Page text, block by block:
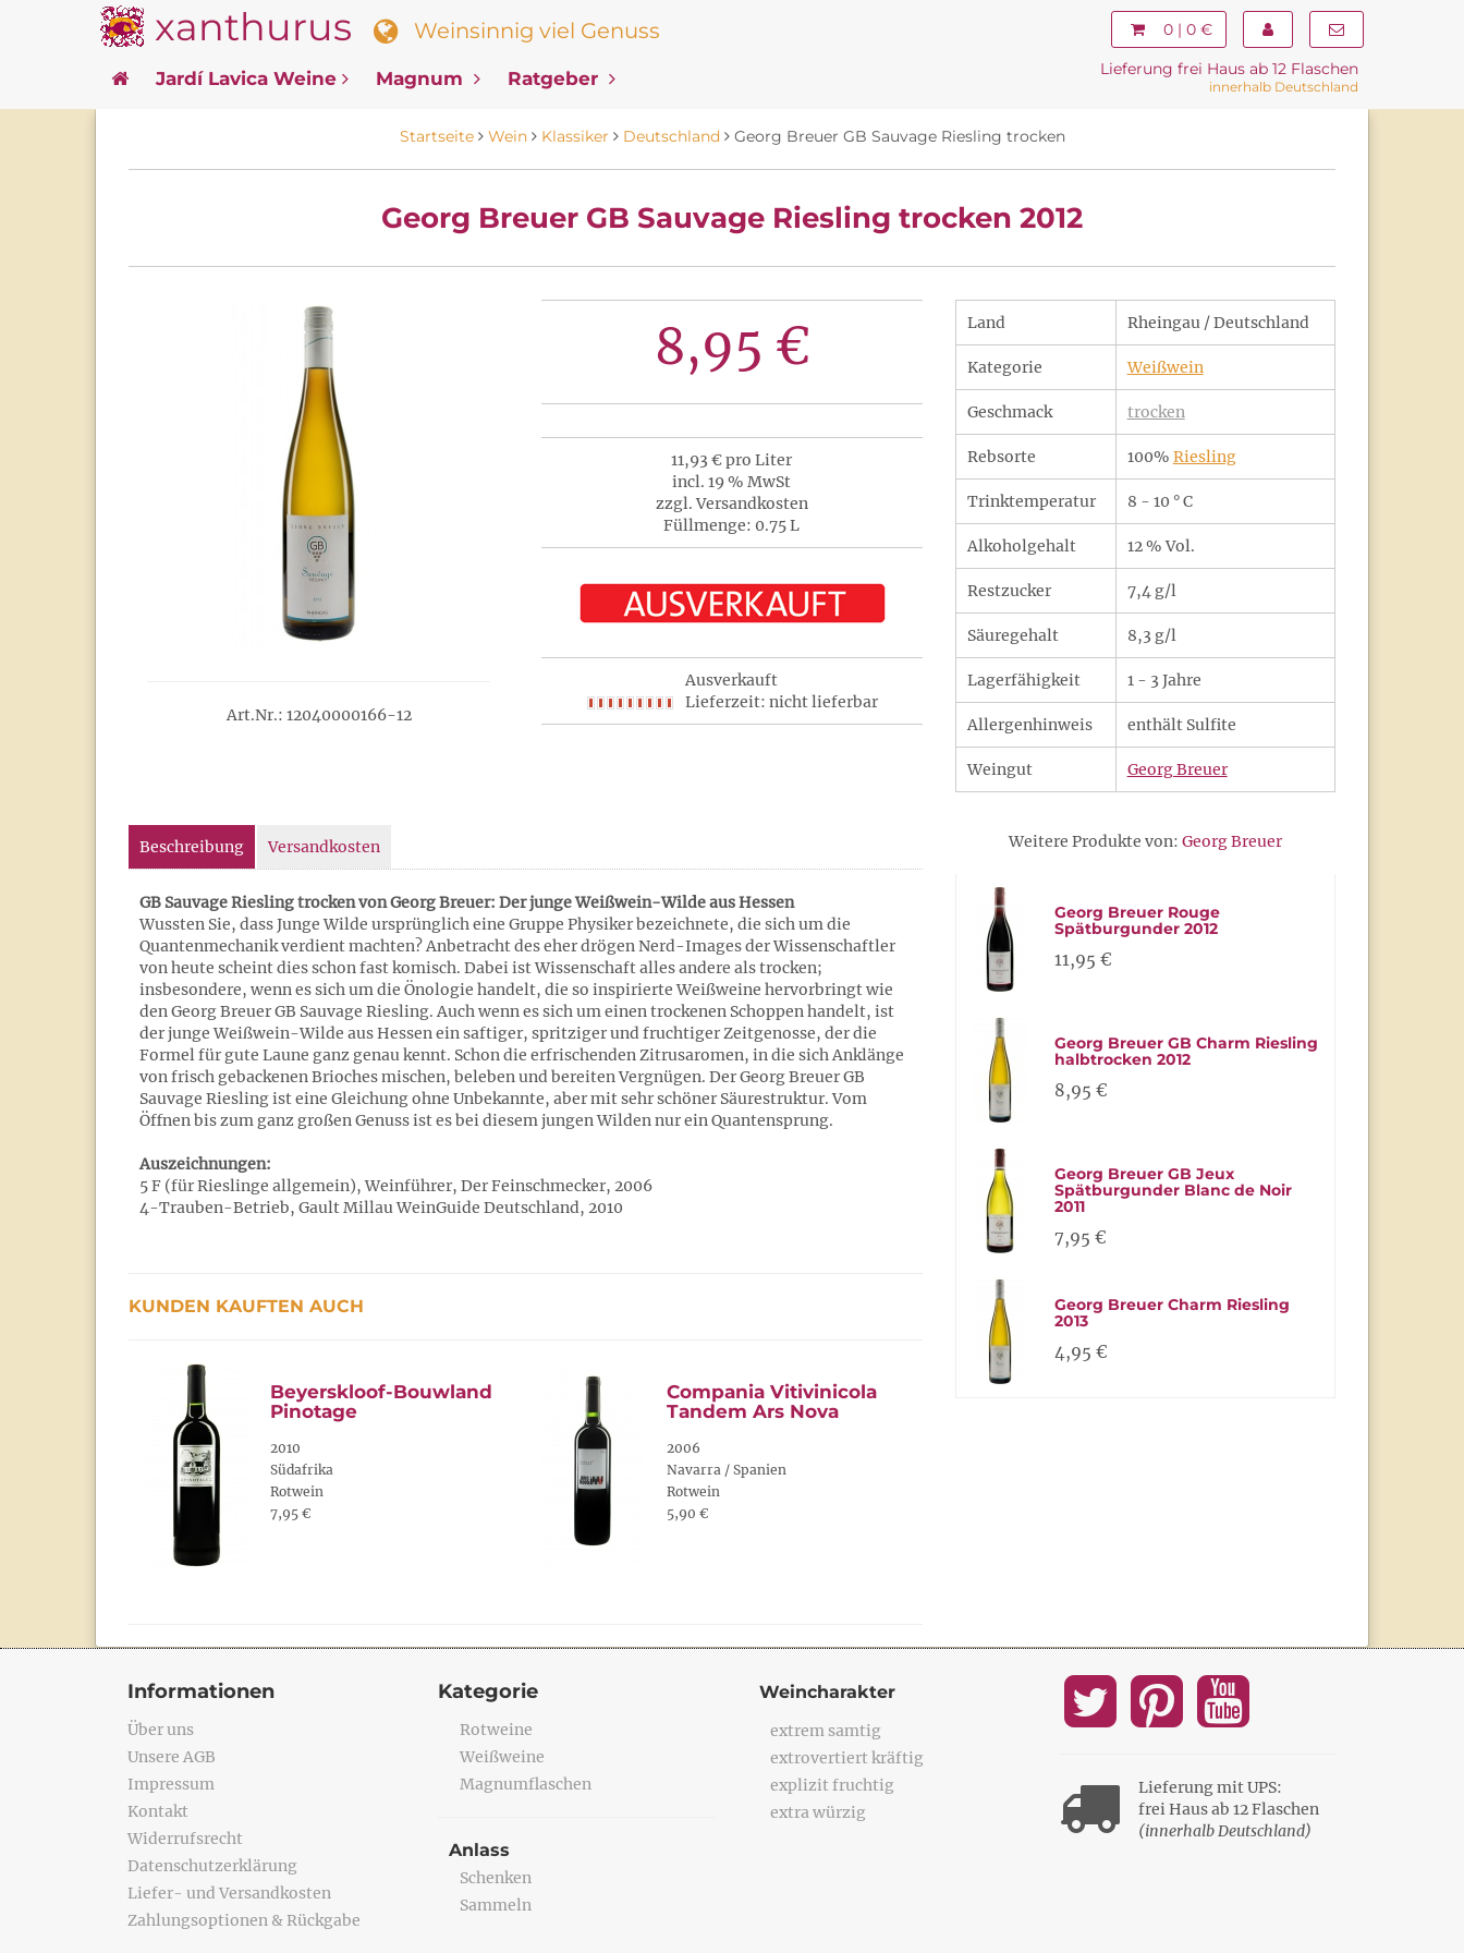
xanthurus Weinsinnig viel Genuss 0 | 0 €
Jardí Lavica Weine Magnum Ratgeber Lieferung frei Haus ab 12 Flaschen
innerhalb Deutschland
Startseite Wein Klassiker Deutschland Georg Breuer GB Sauvage Riesling trocken
Georg Breuer GB Sauvage Riesling trocken 2012
Art.Nr.: 12040000166-12
8,95 €
11,93 € pro Liter
incl. 19 % MwSt
zzgl. Versandkosten
Füllmenge: 0.75 L
Ausverkauft
Lieferzeit: nicht lieferbar
Land Rheingau / Deutschland
Kategorie Weißwein
Geschmack trocken
Rebsorte 100% Riesling
Trinktemperatur 8 - 10 ° C
Alkoholgehalt 12 % Vol.
Restzucker 7,4 g/l
Säuregehalt 8,3 g/l
Lagerfähigkeit 1 - 3 Jahre
Allergenhinweis enthält Sulfite
Weingut Georg Breuer
Beschreibung Versandkosten
GB Sauvage Riesling trocken von Georg Breuer: Der junge Weißwein-Wilde aus Hessen
Wussten Sie, dass Junge Wilde ursprünglich eine Gruppe Physiker bezeichnete, die sich um die
Quantenmechanik verdient machten? Anbetracht des eher drögen Nerd-Images der Wissenschaftler
von heute scheint dies schon fast komisch. Dabei ist Wissenschaft alles andere als trocken;
insbesondere, wenn es sich um die Önologie handelt, die so inspirierte Weißweine hervorbringt wie
den Georg Breuer GB Sauvage Riesling. Auch wenn es sich um einen trockenen Schoppen handelt, ist
der junge Weißwein-Wilde aus Hessen ein saftiger, spritziger und fruchtiger Zeitgenosse, der die
Formel für gute Laune ganz genau kennt. Schon die erfrischenden Zitrusaromen, in die sich Anklänge
von frisch gebackenen Brioches mischen, beleben und bereiten Vergnügen. Der Georg Breuer GB
Sauvage Riesling ist eine Gleichung ohne Unbekannte, aber mit sehr schöner Säurestruktur. Vom
Öffnen bis zum ganz großen Genuss ist es bei diesem jungen Wilden nur ein Quantensprung.
Auszeichnungen:
5 F (für Rieslinge allgemein), Weinführer, Der Feinschmecker, 2006
4-Trauben-Betrieb, Gault Millau WeinGuide Deutschland, 2010
KUNDEN KAUFTEN AUCH
Beyerskloof-Bouwland
Pinotage
2010
Südafrika
Rotwein
7,95 €
Compania Vitivinicola
Tandem Ars Nova
2006
Navarra / Spanien
Rotwein
5,90 €
Weitere Produkte von: Georg Breuer
Georg Breuer Rouge
Spätburgunder 2012
11,95 €
Georg Breuer GB Charm Riesling
halbtrocken 2012
8,95 €
Georg Breuer GB Jeux
Spätburgunder Blanc de Noir
2011
7,95 €
Georg Breuer Charm Riesling
2013
4,95 €
Informationen
Über uns
Unsere AGB
Impressum
Kontakt
Widerrufsrecht
Datenschutzerklärung
Liefer- und Versandkosten
Zahlungsoptionen & Rückgabe
Kategorie
Rotweine
Weißweine
Magnumflaschen
Anlass
Schenken
Sammeln
Weincharakter
extrem samtig
extrovertiert kräftig
explizit fruchtig
extra würzig
Lieferung mit UPS:
frei Haus ab 12 Flaschen
(innerhalb Deutschland)